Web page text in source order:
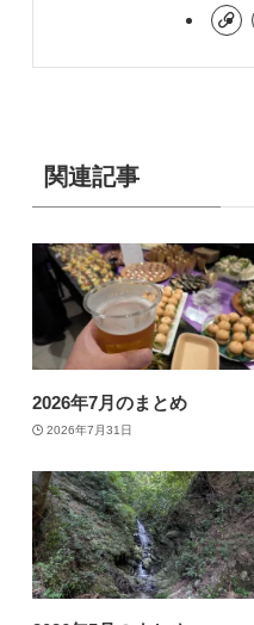
関連記事
2026年7月のまとめ
2026年7月31日